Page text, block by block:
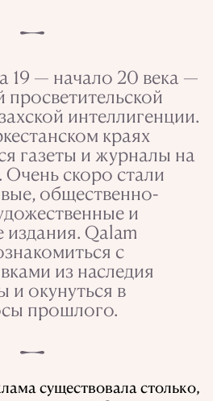
19 — начало 20 века —
интеллигенции.
краях
газеты и журналы на
Очень скоро стали
общественно-
и
Qalam
с
из наследия
и окунуться в
прошлого.
существовала столько,